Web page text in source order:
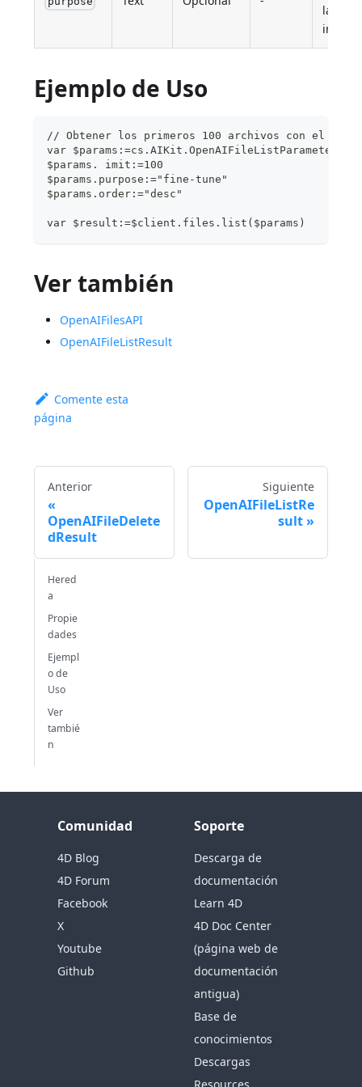
la
Ejemplo de Uso
// Obtener los primeros 100 archivos con el
var
$params. imit:=100
$params.purpose:="fine-tune"
$params.order:="desc"
var $result:=$client.files.list($params)
Ver también
OpenAIFilesAPI
OpenAIFileListResult
Comente esta
página
Anterior
OpenAIFileDelete
dResult
Siguiente
OpenAIFileListRe
sult
Hered
a
Propie
dades
Ejempl
o de
Uso
Ver
tambié
n
Comunidad
4D Blog
4D Forum
Facebook
X
Youtube
Github
Soporte
Descarga de
documentación
Learn 4D
4D Doc Center
(página web de
documentación
antigua)
Base de
conocimientos
Descargas